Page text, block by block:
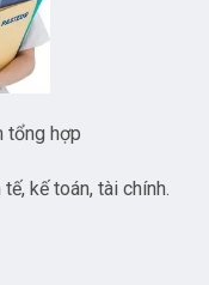
tổng hợp
kế toán, tài chính.